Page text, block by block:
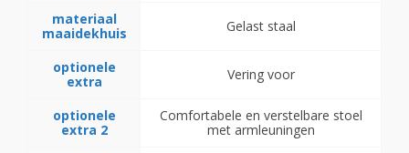
materiaal
maaidekhuis
Gelast staal
optionele
extra
Vering voor
optionele
extra 2
Comfortabele en verstelbare stoel
met armleuningen